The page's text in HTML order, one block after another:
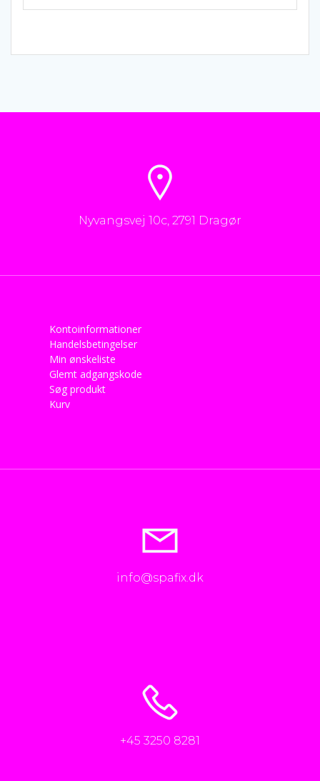
flere
kan
Nyvangsvej 10c, 2791 Dragør
Kontoinformationer
Handelsbetingelser
Min ønskeliste
Glemt adgangskode
Søg produkt
Kurv
info@spafix.dk
+45 3250 8281